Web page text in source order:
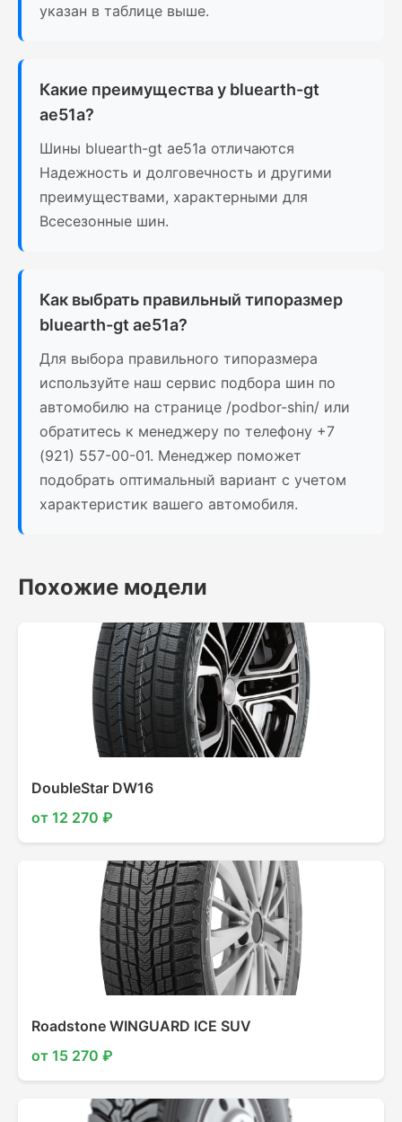
указан в таблице выше.
Какие преимущества у bluearth-gt
ae51a?
Шины bluearth-gt ae51a отличаются
Надежность и долговечность и другими
преимуществами, характерными для
Всесезонные шин.
Как выбрать правильный типоразмер
bluearth-gt ae51a?
Для выбора правильного типоразмера
используйте наш сервис подбора шин по
автомобилю на странице /podbor-shin/ или
обратитесь к менеджеру по телефону +7
(921) 557-00-01. Менеджер поможет
подобрать оптимальный вариант с учетом
характеристик вашего автомобиля.
Похожие модели
DoubleStar DW16
от 12 270 ₽
Roadstone WINGUARD ICE SUV
от 15 270 ₽